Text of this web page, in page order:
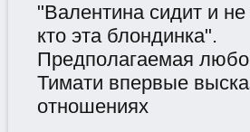
"Валентина сидит и не
кто эта блондинка".
Предполагаемая
Тимати впервые
отношениях